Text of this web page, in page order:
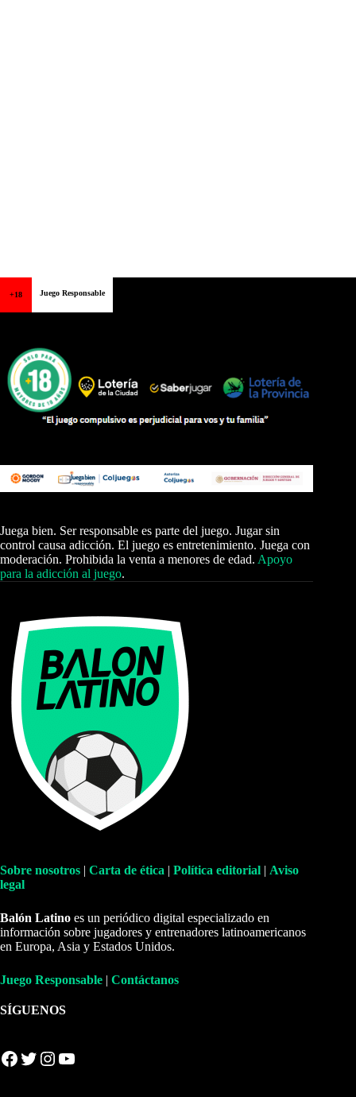
+18 Juego Responsable
Juega bien. Ser responsable es parte del juego. Jugar sin
control causa adicción. El juego es entretenimiento. Juega con
moderación. Prohibida la venta a menores de edad. Apoyo
para la adicción al juego.
Sobre nosotros | Carta de ética | Política editorial | Aviso
legal
Balón Latino es un periódico digital especializado en
información sobre jugadores y entrenadores latinoamericanos
en Europa, Asia y Estados Unidos.
Juego Responsable | Contáctanos
SÍGUENOS
Facebook Twitter Instagram YouTube